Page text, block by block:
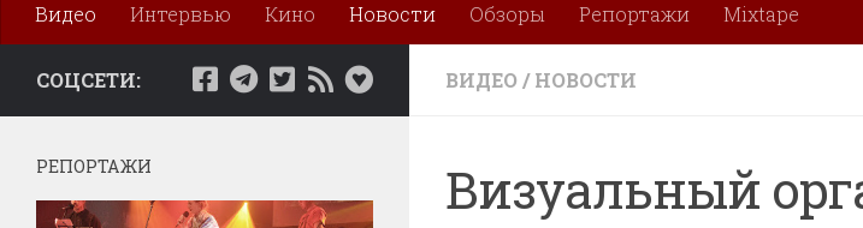
Видео Интервью Кино Новости Обзоры Репортажи Mixtape
ВИДЕО / НОВОСТИ
Визуальный
СОЦСЕТИ:
РЕПОРТАЖИ